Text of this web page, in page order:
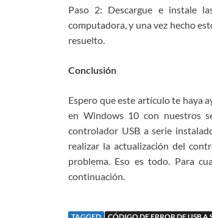
Paso 2: Descargue e instale
computadora, y una vez hecho
resuelto.
Conclusión
Espero que este artículo te haya
en Windows 10 con nuestros
controlador USB a serie
realizar la actualización del
problema. Eso es todo. Para
continuación.